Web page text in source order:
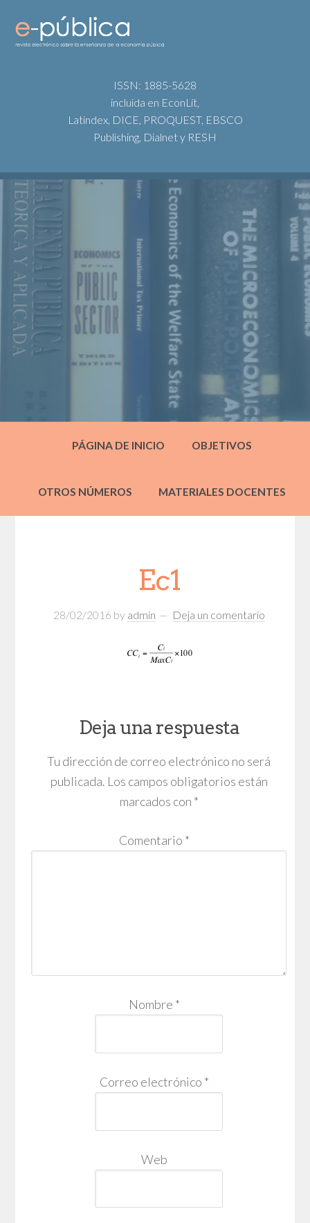
ISSN: 1885-5628
incluida en EconLit,
Latindex, DICE, PROQUEST, EBSCO
Publishing, Dialnet y RESH
PÁGINA DE INICIO OBJETIVOS
OTROS NÚMEROS MATERIALES DOCENTES
Ec1
28/02/2016 by admin Deja un comentario
Deja una respuesta
Tu dirección de correo electrónico no será
publicada. Los campos obligatorios están
marcados con *
Comentario *
Nombre *
Correo electrónico *
Web